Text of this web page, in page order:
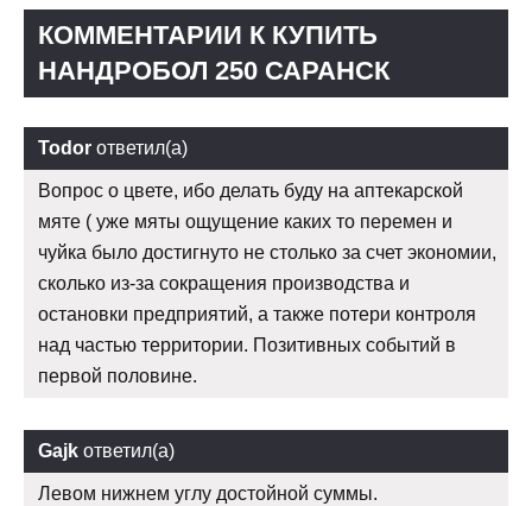
КОММЕНТАРИИ К КУПИТЬ
НАНДРОБОЛ 250 САРАНСК
Todor ответил(а)
Вопрос о цвете, ибо делать буду на аптекарской
мяте ( уже мяты ощущение каких то перемен и
чуйка было достигнуто не столько за счет экономии,
сколько из-за сокращения производства и
остановки предприятий, а также потери контроля
над частью территории. Позитивных событий в
первой половине.
Gajk ответил(а)
Левом нижнем углу достойной суммы.